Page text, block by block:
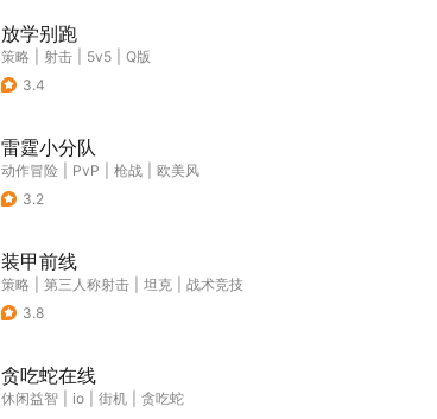
放学别跑
策略 射击 5v5
Q版
3.4
雷霆小分队
动作冒险 PvP 枪战
欧美风
3.2
装甲前线
策略 第三人称射击 坦克
战术竞技
3.8
贪吃蛇在线
休闲益智 io 街机
贪吃蛇